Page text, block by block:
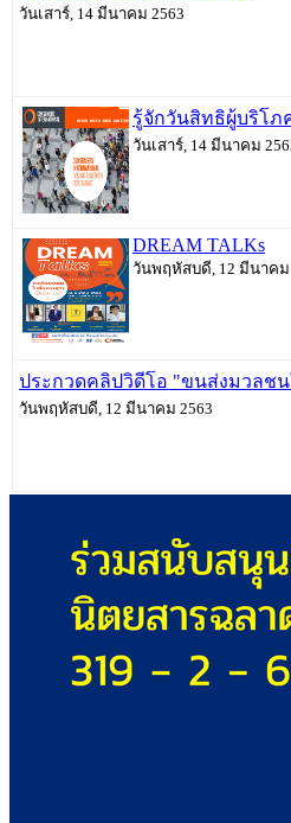
วันเสาร์, 14 มีนาคม 2563
รู้จักวันสิทธิผู้บริโภ
วันเสาร์, 14 มีนาคม
DREAM TALKs
วันพฤหัสบดี, 12 มีนาคม
ประกวดคลิปวิดีโอ "ขนส่งมวลช
วันพฤหัสบดี, 12 มีนาคม 2563